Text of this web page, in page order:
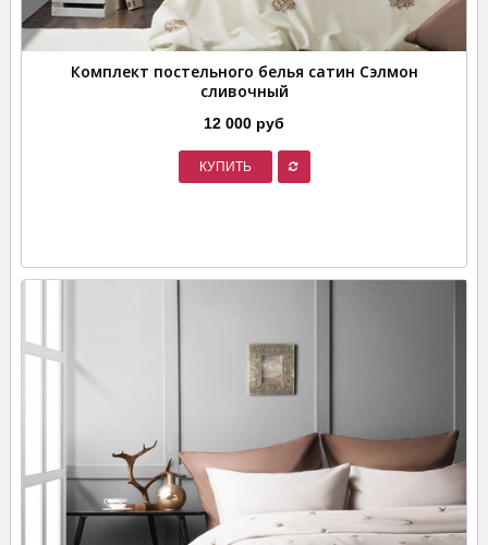
Комплект постельного белья сатин Сэлмон
сливочный
12 000 руб
КУПИТЬ